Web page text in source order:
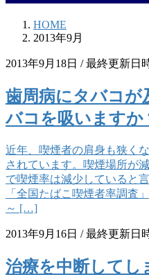
HOME
2013年9月
2013年9月18日 / 最終更新日
歯周病にタバコが
バコを吸いますか
近年、喫煙者の肩身も狭く
されています。喫煙場所が
で喫煙率は減少していると
「全国たばこ喫煙者率調査
～ […]
2013年9月16日 / 最終更新日
治療を中断してし